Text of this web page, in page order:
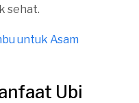
sehat.
untuk Asam
Ubi